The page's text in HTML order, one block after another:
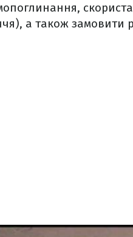
а також замовити